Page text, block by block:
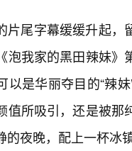
片尾字幕缓缓升起
泡我家的黑田辣妹
以是华丽夺目的“辣
值所吸引，还是被
的夜晚，配上一杯冰